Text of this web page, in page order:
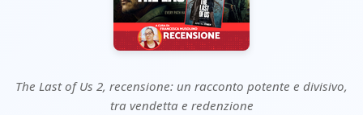
The Last of Us 2, recensione: un racconto potente e divisivo,
tra vendetta e redenzione